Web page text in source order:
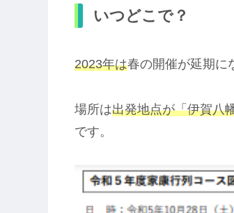
いつどこで？
2023年は春の開催が延期に
場所は出発地点が「伊賀八
です。